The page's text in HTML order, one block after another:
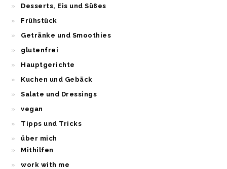
Desserts, Eis und Süßes
Frühstück
Getränke und Smoothies
glutenfrei
Hauptgerichte
Kuchen und Gebäck
Salate und Dressings
vegan
Tipps und Tricks
über mich
Mithilfen
work with me